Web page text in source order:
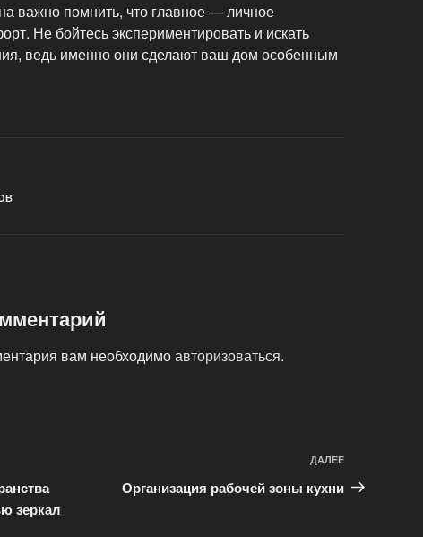
важно помнить, что главное — личное
Не бойтесь экспериментировать и искать
ведь именно они сделают ваш дом особенным
вам необходимоавторизоваться.
зеркал
запись
ДАЛЕЕ
Организация рабочей зоны кухни